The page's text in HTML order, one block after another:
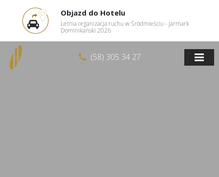
Objazd do Hotelu
Letnia organizacja ruchu w Śródmieściu - Jarmark
Dominikański 2026
(58) 305 34 27